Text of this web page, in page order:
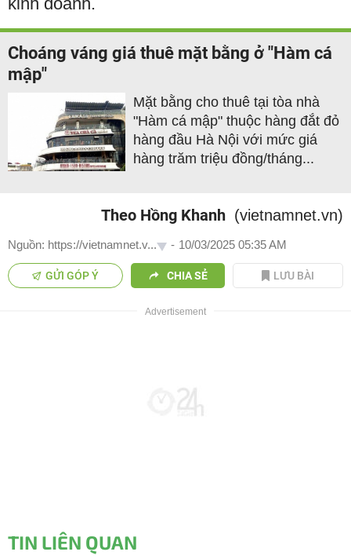
Choáng váng giá thuê mặt bằng ở "Hàm cá
mập"
Mặt bằng cho thuê tại tòa nhà
"Hàm cá mập" thuộc hàng đắt đỏ
hàng đầu Hà Nội với mức giá
hàng trăm triệu đồng/tháng...
Theo Hồng Khanh (vietnamnet.vn)
Nguồn: https://vietnamnet.v... - 10/03/2025 05:35 AM
GỬI GÓP Ý CHIA SẺ LƯU BÀI
TIN LIÊN QUAN